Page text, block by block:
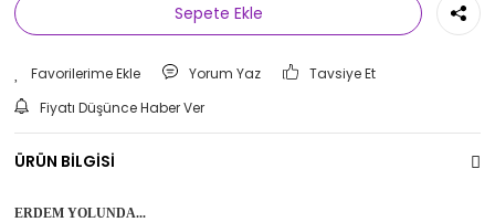
Sepete Ekle
Yorum Yaz
Tavsiye Et
Fiyatı Düşünce Haber Ver
ÜRÜN BİLGİSİ
ERDEM YOLUNDA...